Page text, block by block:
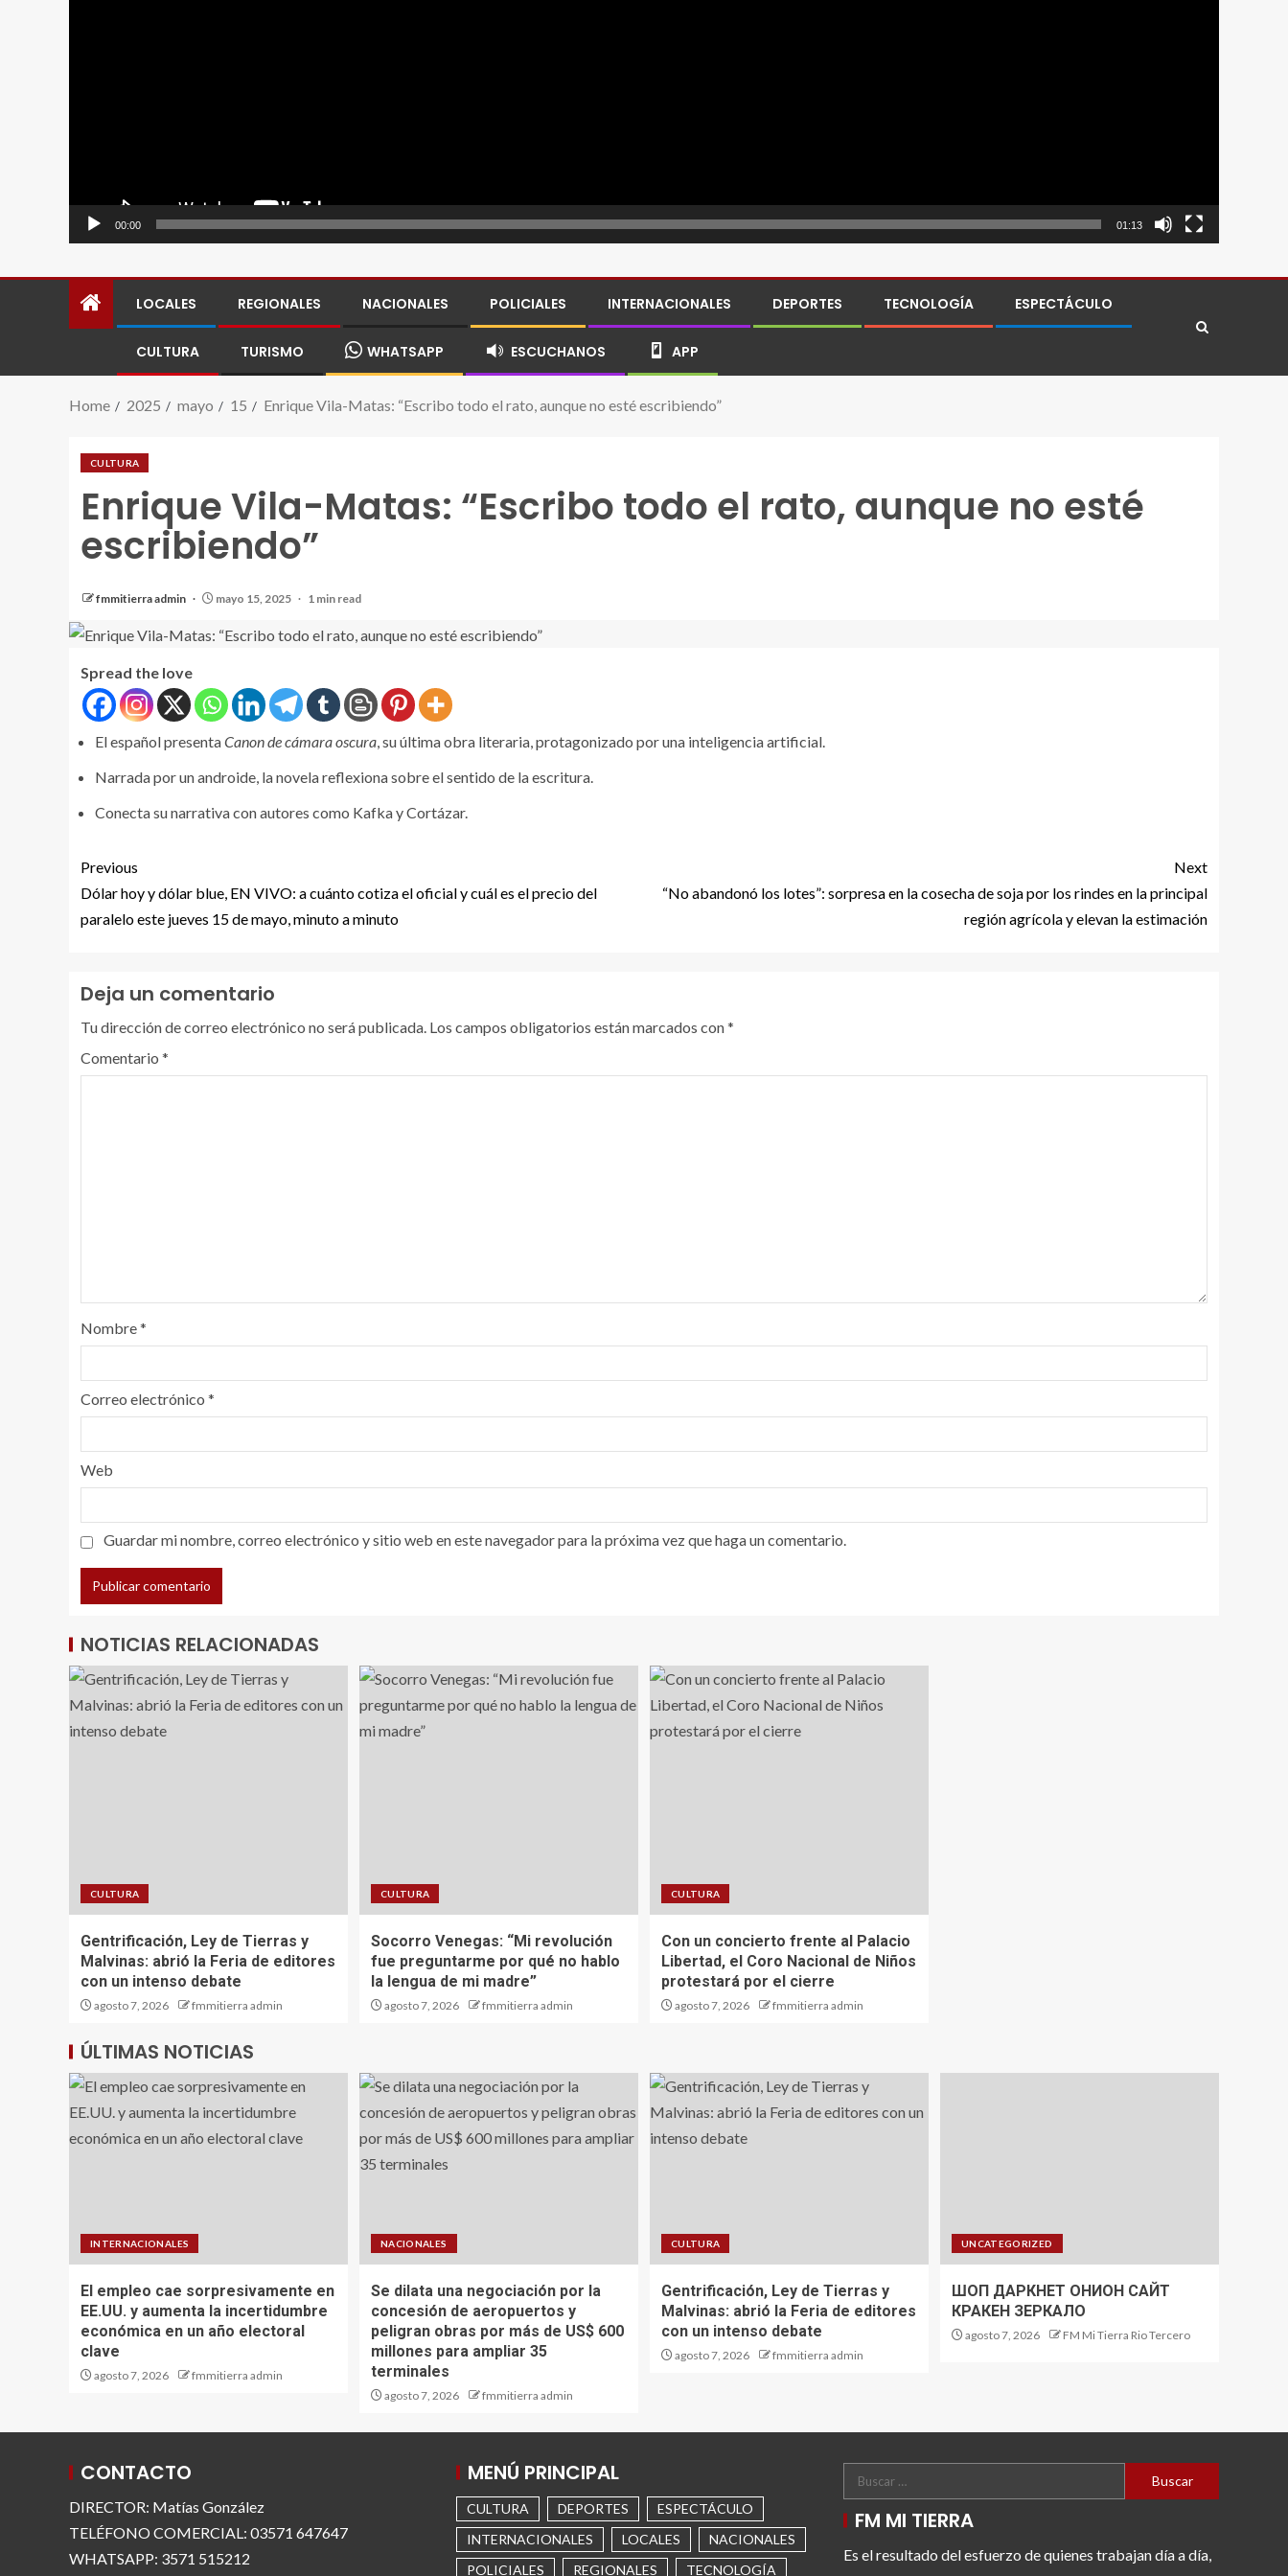
00:00 01:13
LOCALES REGIONALES NACIONALES POLICIALES INTERNACIONALES DEPORTES TECNOLOGÍA ESPECTÁCULO
CULTURA TURISMO WHATSAPP ESCUCHANOS APP
Home 2025 mayo 15 Enrique Vila-Matas: “Escribo todo el rato, aunque no esté escribiendo”
CULTURA
Enrique Vila-Matas: “Escribo todo el rato, aunque no esté
escribiendo”
fmmitierra admin mayo 15, 2025 1 min read
Spread the love
El español presentaCanon de cámara oscura, su última obra literaria, protagonizado por una inteligencia artificial.
Narrada por un androide, la novela reflexiona sobre el sentido de la escritura.
Conecta su narrativa con autores como Kafka y Cortázar.
Previous
Dólar hoy y dólar blue, EN VIVO: a cuánto cotiza el oficial y cuál es el precio del
paralelo este jueves 15 de mayo, minuto a minuto
Next
“No abandonó los lotes”: sorpresa en la cosecha de soja por los rindes en la principal
región agrícola y elevan la estimación
Deja un comentario
Tu dirección de correo electrónico no será publicada. Los campos obligatorios están marcados con*
Comentario *
Nombre*
Correo electrónico *
Web
Guardar mi nombre, correo electrónico y sitio web en este navegador para la próxima vez que haga un comentario.
NOTICIAS RELACIONADAS
CULTURA
Gentrificación, Ley de Tierras y
Malvinas: abrió la Feria de editores
con un intenso debate
agosto 7, 2026 fmmitierra admin
CULTURA
Socorro Venegas: “Mi revolución
fue preguntarme por qué no hablo
la lengua de mi madre”
agosto 7, 2026 fmmitierra admin
CULTURA
Con un concierto frente al Palacio
Libertad, el Coro Nacional de Niños
protestará por el cierre
agosto 7, 2026 fmmitierra admin
ÚLTIMAS NOTICIAS
INTERNACIONALES
El empleo cae sorpresivamente en
EE.UU. y aumenta la incertidumbre
económica en un año electoral
clave
agosto 7, 2026 fmmitierra admin
NACIONALES
Se dilata una negociación por la
concesión de aeropuertos y
peligran obras por más de US$ 600
millones para ampliar 35
terminales
agosto 7, 2026 fmmitierra admin
CULTURA
Gentrificación, Ley de Tierras y
Malvinas: abrió la Feria de editores
con un intenso debate
agosto 7, 2026 fmmitierra admin
UNCATEGORIZED
ШОП ДАРКНЕТ ОНИОН САЙТ
КРАКЕН ЗЕРКАЛО
agosto 7, 2026 FM Mi Tierra Rio Tercero
CONTACTO
DIRECTOR: Matías González
TELÉFONO COMERCIAL: 03571 647647
WHATSAPP: 3571 515212
MENÚ PRINCIPAL
CULTURA DEPORTES
ESPECTÁCULO
INTERNACIONALES
LOCALES
NACIONALES
POLICIALES
REGIONALES TECNOLOGÍA
FM MI TIERRA
Es el resultado del esfuerzo de quienes trabajan día a día,